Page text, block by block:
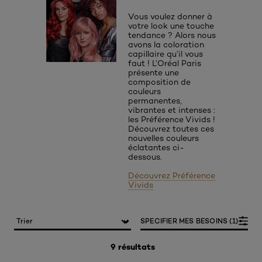
Vous voulez donner à
votre look une touche
tendance ? Alors nous
avons la coloration
capillaire qu’il vous
faut ! L’Oréal Paris
présente une
composition de
couleurs
permanentes,
vibrantes et intenses :
les Préférence Vivids !
Découvrez toutes ces
nouvelles couleurs
éclatantes ci-
dessous.
Découvrez Préférence
Vivids
9 résultats
SPECIFIER MES BESOINS (1)